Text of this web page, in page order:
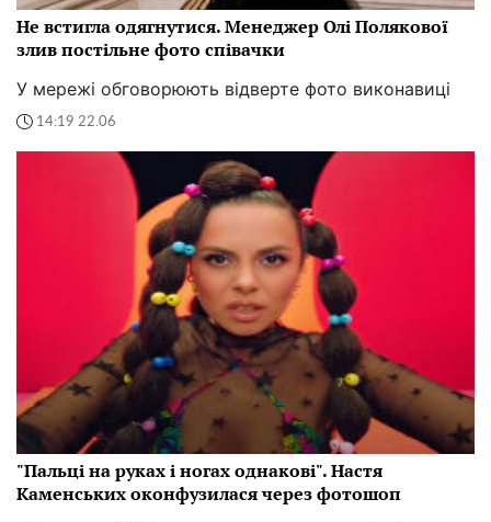
Не встигла одягнутися. Менеджер Олі Полякової
злив постільне фото співачки
У мережі обговорюють відверте фото виконавиці
14:19 22.06
"Пальці на руках і ногах однакові". Настя
Каменських оконфузилася через фотошоп